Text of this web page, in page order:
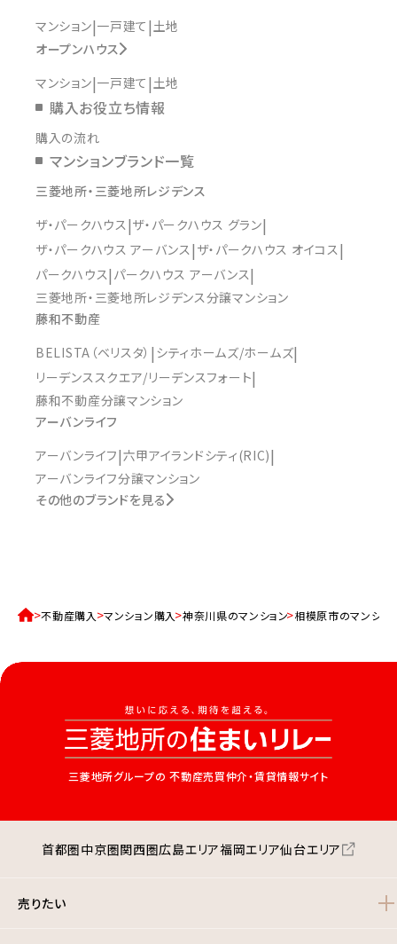
マンション 一戸建て 土地
オープンハウス
マンション 一戸建て 土地
購入お役立ち情報
購入の流れ
マンションブランド一覧
三菱地所・三菱地所レジデンス
ザ・パークハウス ザ・パークハウス グラン
ザ・パークハウス アーバンス ザ・パークハウス オイコス
パークハウス パークハウス アーバンス
三菱地所・三菱地所レジデンス分譲マンション
藤和不動産
BELISTA（ベリスタ） シティホームズ/ホームズ
リーデンススクエア/リーデンスフォート
藤和不動産分譲マンション
アーバンライフ
アーバンライフ 六甲アイランドシティ(RIC)
アーバンライフ分譲マンション
その他のブランドを見る
不動産購入 マンション購入 神奈川県のマンション 相模原市のマンショ
三菱地所グループの 不動産売買仲介・賃貸情報サイト
首都圏中京圏関西圏広島エリア福岡エリア仙台エリア
売りたい